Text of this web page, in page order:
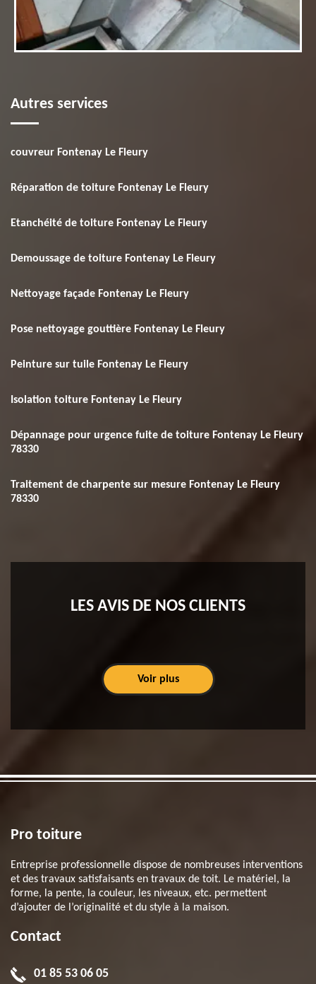
Autres services
couvreur Fontenay Le Fleury
Réparation de toiture Fontenay Le Fleury
Etanchéité de toiture Fontenay Le Fleury
Demoussage de toiture Fontenay Le Fleury
Nettoyage façade Fontenay Le Fleury
Pose nettoyage gouttière Fontenay Le Fleury
Peinture sur tuile Fontenay Le Fleury
Isolation toiture Fontenay Le Fleury
Dépannage pour urgence fuite de toiture Fontenay Le Fleury
78330
Traitement de charpente sur mesure Fontenay Le Fleury
78330
LES AVIS DE NOS CLIENTS
Voir plus
Pro toiture
Entreprise professionnelle dispose de nombreuses interventions
et des travaux satisfaisants en travaux de toit. Le matériel, la
forme, la pente, la couleur, les niveaux, etc. permettent
d’ajouter de l’originalité et du style à la maison.
Contact
01 85 53 06 05